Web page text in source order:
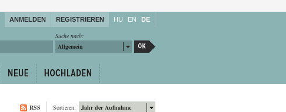
ANMELDEN REGISTRIEREN HU EN DE
Suche nach:
Allgemein
Jahr der Aufnahme
Sortieren:
RSS